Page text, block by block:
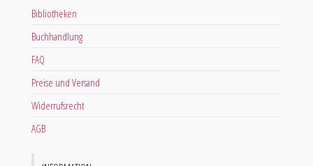
Bibliotheken
Buchhandlung
FAQ
Preise und Versand
Widerrufsrecht
AGB